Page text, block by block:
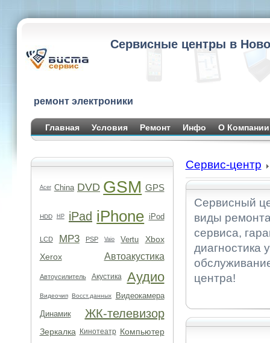
Сервисные центры в
ремонт электроники
Главная Условия Ремонт Инфо О Компании
Acer China DVD GSM GPS
HDD HP iPad iPhone iPod
LCD MP3 PSP Vaio Vertu
Xbox
Xerox
Автоакустика
Автоусилитель Акустика Аудио
Видеочип Восст.данных
Видеокамера
Динамик
ЖК-телевизор
Зеркалка Кинотеатр Компьютер
Сервис-центр
Сервисный
виды
сервиса,
диагностика
центра!